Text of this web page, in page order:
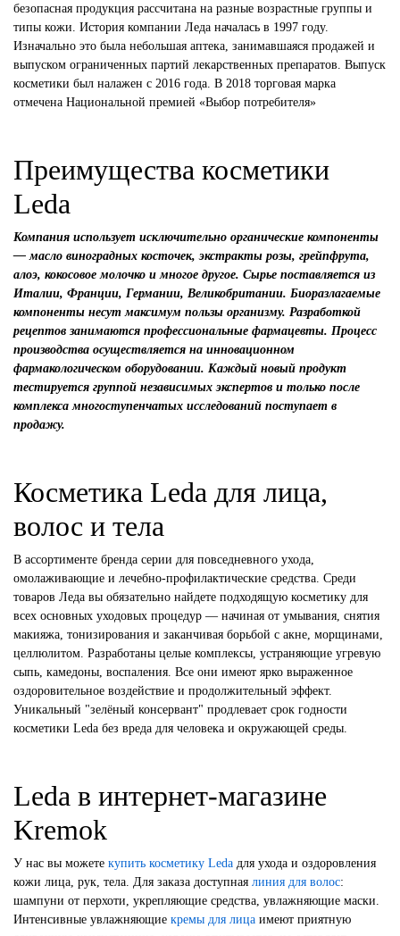
безопасная продукция рассчитана на разные возрастные группы и
типы кожи. История компании Леда началась в 1997 году.
Изначально это была небольшая аптека, занимавшаяся продажей и
выпуском ограниченных партий лекарственных препаратов. Выпуск
косметики был налажен с 2016 года. В 2018 торговая марка
отмечена Национальной премией «Выбор потребителя»
Преимущества косметики
Leda
Компания использует исключительно органические компоненты
— масло виноградных косточек, экстракты розы, грейпфрута,
алоэ, кокосовое молочко и многое другое. Сырье поставляется из
Италии, Франции, Германии, Великобритании. Биоразлагаемые
компоненты несут максимум пользы организму. Разработкой
рецептов занимаются профессиональные фармацевты. Процесс
производства осуществляется на инновационном
фармакологическом оборудовании. Каждый новый продукт
тестируется группой независимых экспертов и только после
комплекса многоступенчатых исследований поступает в
продажу.
Косметика Leda для лица,
волос и тела
В ассортименте бренда серии для повседневного ухода,
омолаживающие и лечебно-профилактические средства. Среди
товаров Леда вы обязательно найдете подходящую косметику для
всех основных уходовых процедур — начиная от умывания, снятия
макияжа, тонизирования и заканчивая борьбой с акне, морщинами,
целлюлитом. Разработаны целые комплексы, устраняющие угревую
сыпь, камедоны, воспаления. Все они имеют ярко выраженное
оздоровительное воздействие и продолжительный эффект.
Уникальный "зелёный консервант" продлевает срок годности
косметики Leda без вреда для человека и окружающей среды.
Leda в интернет-магазине
Kremok
У нас вы можете купить косметику Leda для ухода и оздоровления
кожи лица, рук, тела. Для заказа доступная линия для волос:
шампуни от перхоти, укрепляющие средства, увлажняющие маски.
Интенсивные увлажняющие кремы для лица имеют приятную